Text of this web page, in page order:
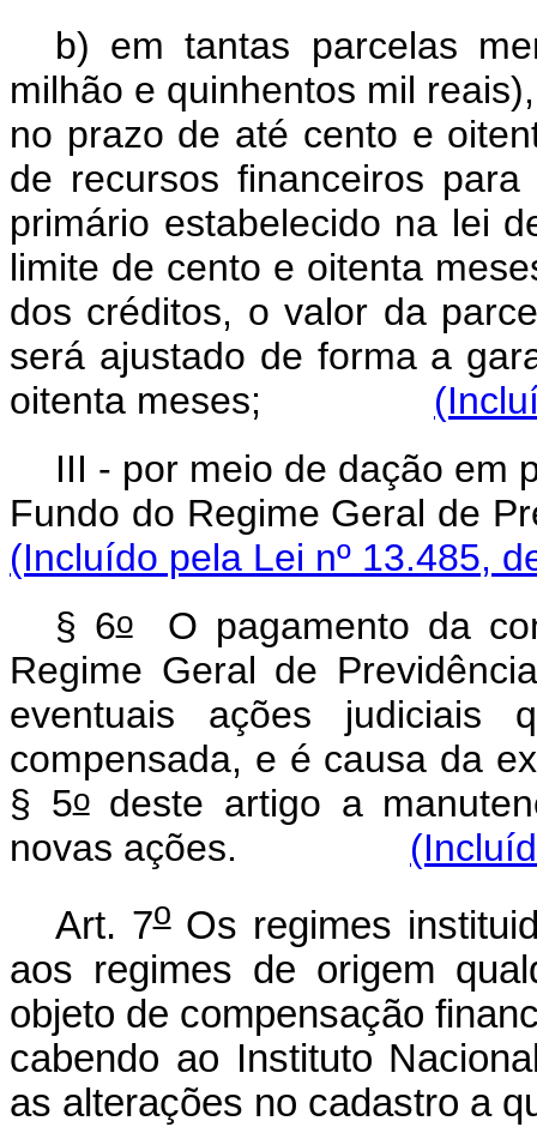
b) em tantas parcelas
milhão e quinhentos mil
no prazo de até cento e
de recursos financeiros
primário estabelecido na lei
limite de cento e oitenta
dos créditos, o valor da
será ajustado de forma a
oitenta meses;
III - por meio de dação em
Fundo do Regime Geral
(Incluído pela Lei nº 13.485,
§ 6oO pagamento da
Regime Geral de
eventuais ações
compensada, e é causa da
§ 5odeste artigo a
novas ações.
Art. 7oOs regimes
aos regimes de origem
objeto de compensação
cabendo ao Instituto
as alterações no cadastro a